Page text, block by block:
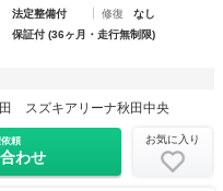
法定整備付 修復
なし
保証付 (36ヶ月・走行無制限)
田 スズキアリーナ秋田中央
頼
わせ
お気に入り